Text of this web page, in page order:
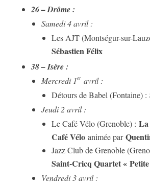
26 – Drôme :
Samedi 4 avril :
Les AJT (Montségur-sur-
Sébastien Félix
38 – Isère :
Mercredi 1eravril :
Détours de Babel (Fontaine) :
Jeudi 2 avril :
Le Café Vélo (Grenoble) : La
Café Vélo animée par
Jazz Club de Grenoble
Saint-Cricq Quartet «
Vendredi 3 avril :